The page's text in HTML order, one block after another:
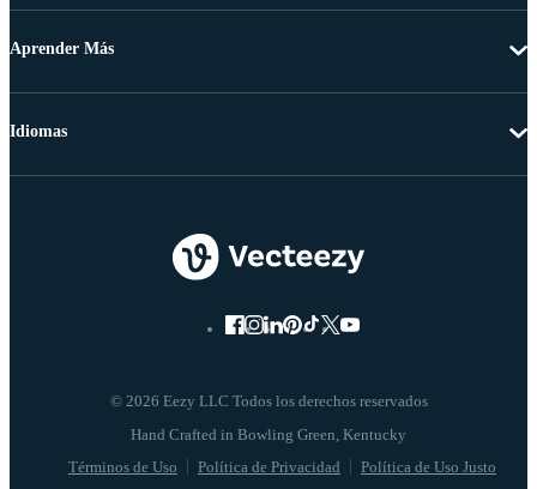
Aprender Más
© 2026 Eezy LLC Todos los derechos reservados
Términos de Uso Política de Privacidad Política de Uso Justo
Idiomas